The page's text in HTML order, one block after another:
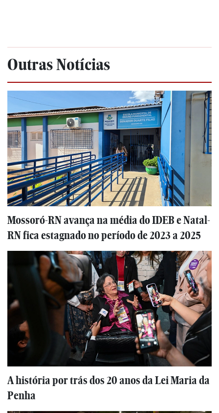
Outras Notícias
Mossoró-RN avança na média do IDEB e Natal-
RN fica estagnado no período de 2023 a 2025
A história por trás dos 20 anos da Lei Maria da
Penha